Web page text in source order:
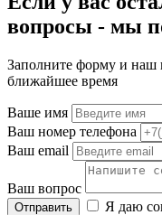
вопросы - мы
Заполните форму и наш
ближайшее время
Ваше имя
Ваш номер телефона
Ваш email
Ваш вопрос
Отправить
Я даю